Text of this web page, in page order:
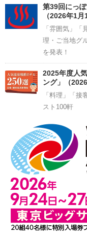
第39回にっ
（2026年1月
「雰囲気」
理・ご当地グ
を発表！
2025年度人
ング」（
「料理」「
スト100軒